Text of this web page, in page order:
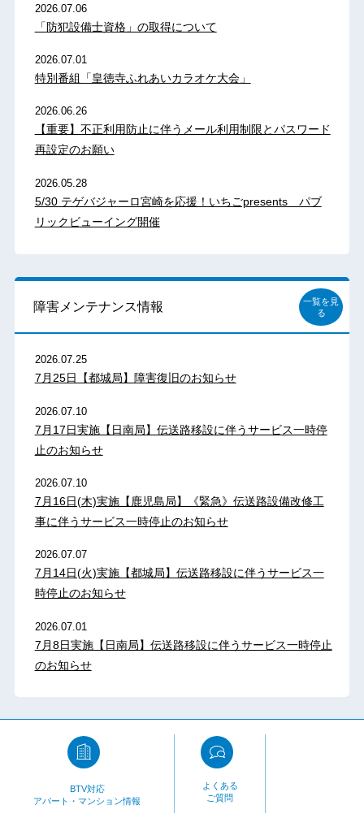
2026.07.06
「防犯設備士資格」の取得について
2026.07.01
特別番組「皇徳寺ふれあいカラオケ大会」
2026.06.26
【重要】不正利用防止に伴うメール利用制限とパスワード
再設定のお願い
2026.05.28
5/30 テゲバジャーロ宮崎を応援！いちごpresents パブ
リックビューイング開催
障害メンテナンス情報
一覧を見
る
2026.07.25
7月25日【都城局】障害復旧のお知らせ
2026.07.10
7月17日実施【日南局】伝送路移設に伴うサービス一時停
止のお知らせ
2026.07.10
7月16日(木)実施【鹿児島局】《緊急》伝送路設備改修工
事に伴うサービス一時停止のお知らせ
2026.07.07
7月14日(火)実施【都城局】伝送路移設に伴うサービス一
時停止のお知らせ
2026.07.01
7月8日実施【日南局】伝送路移設に伴うサービス一時停止
のお知らせ
BTV対応
アパート・マンション情報
よくある
ご質問